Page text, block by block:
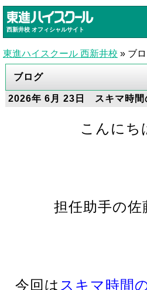
西新井校 オフィシャルサイト
東進ハイスクール 西新井校 » ブ
ブログ
2026年 6月 23日 スキマ時間
こんにち
担任助手の佐
今回は スキマ時間